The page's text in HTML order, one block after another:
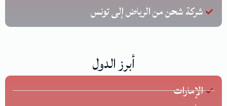
شركة شحن من الرياض إلى تونس
أبرز الدول
الإمارات